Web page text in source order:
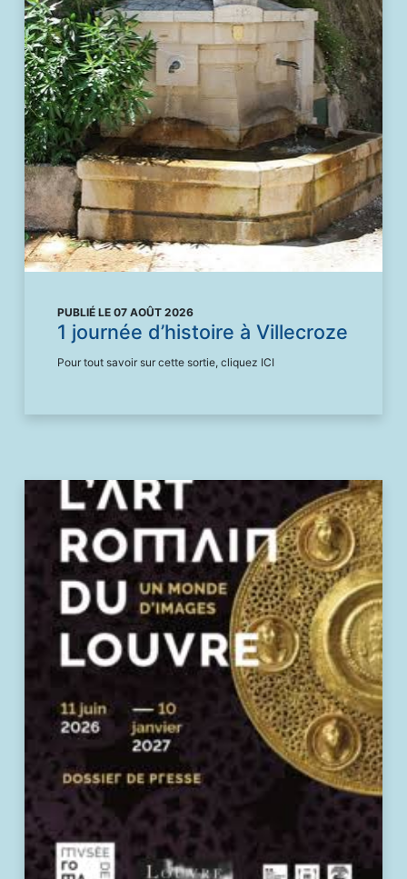
PUBLIÉ LE 07 AOÛT 2026
1 journée d’histoire à Villecroze
Pour tout savoir sur cette sortie, cliquez ICI